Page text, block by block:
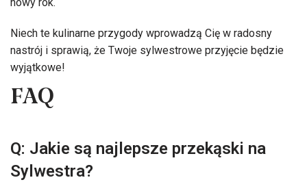
Niech te kulinarne przygody wprowadzą Cię w radosny
nastrój i sprawią, że Twoje sylwestrowe przyjęcie będzie
wyjątkowe!
FAQ
Q: Jakie są najlepsze przekąski na
Sylwestra?